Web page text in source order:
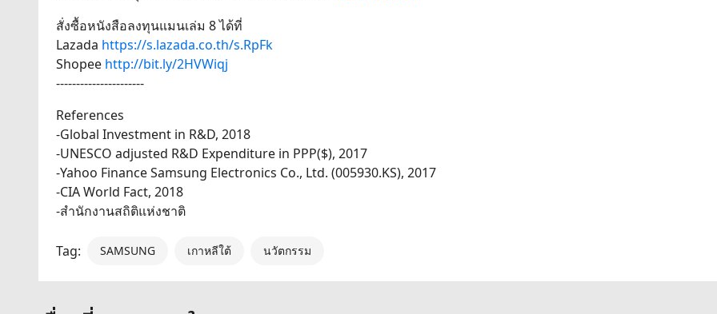
สั่งซื้อหนังสือลงทุนแมนเล่ม 8 ได้ที่
Lazada https://s.lazada.co.th/s.RpFk
Shopee http://bit.ly/2HVWiqj
----------------------
References
-Global Investment in R&D, 2018
-UNESCO adjusted R&D Expenditure in PPP($), 2017
-Yahoo Finance Samsung Electronics Co., Ltd. (005930.KS), 2017
-CIA World Fact, 2018
-สำนักงานสถิติแห่งชาติ
Tag: SAMSUNG เกาหลีใต้ นวัตกรรม